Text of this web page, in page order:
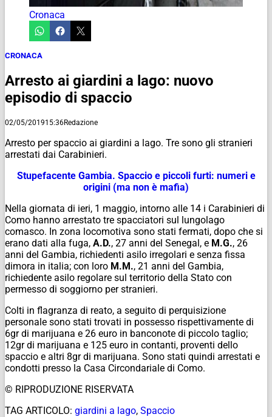
Cronaca
CRONACA
Arresto ai giardini a lago: nuovo
episodio di spaccio
02/05/201915:36Redazione
Arresto per spaccio ai giardini a lago. Tre sono gli stranieri
arrestati dai Carabinieri.
Stupefacente Gambia. Spaccio e piccoli furti: numeri e
origini (ma non è mafia)
Nella giornata di ieri, 1 maggio, intorno alle 14 i Carabinieri di
Como hanno arrestato tre spacciatori sul lungolago
comasco. In zona locomotiva sono stati fermati, dopo che si
erano dati alla fuga, A.D., 27 anni del Senegal, e M.G., 26
anni del Gambia, richiedenti asilo irregolari e senza fissa
dimora in italia; con loro M.M., 21 anni del Gambia,
richiedente asilo regolare sul territorio della Stato con
permesso di soggiorno per stranieri.
Colti in flagranza di reato, a seguito di perquisizione
personale sono stati trovati in possesso rispettivamente di
6gr di marijuana e 26 euro in banconote di piccolo taglio;
12gr di marijuana e 125 euro in contanti, proventi dello
spaccio e altri 8gr di marijuana. Sono stati quindi arrestati e
condotti presso la Casa Circondariale di Como.
© RIPRODUZIONE RISERVATA
TAG ARTICOLO: giardini a lago, Spaccio